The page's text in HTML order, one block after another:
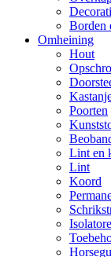
Borden
Omheining
Hout
Poorten
Lint en
Lint
Koord